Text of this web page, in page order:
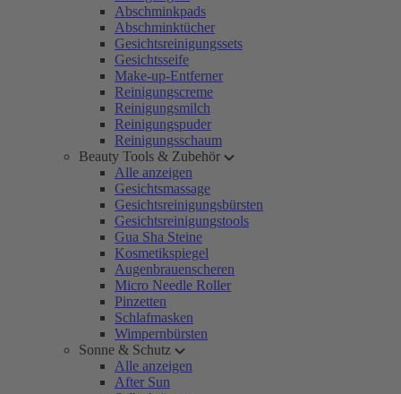
Abschminkpads
Abschminktücher
Gesichtsreinigungssets
Gesichtsseife
Make-up-Entferner
Reinigungscreme
Reinigungsmilch
Reinigungspuder
Reinigungsschaum
Beauty Tools & Zubehör
Alle anzeigen
Gesichtsmassage
Gesichtsreinigungsbürsten
Gesichtsreinigungstools
Gua Sha Steine
Kosmetikspiegel
Augenbrauenscheren
Micro Needle Roller
Pinzetten
Schlafmasken
Wimpernbürsten
Sonne & Schutz
Alle anzeigen
After Sun